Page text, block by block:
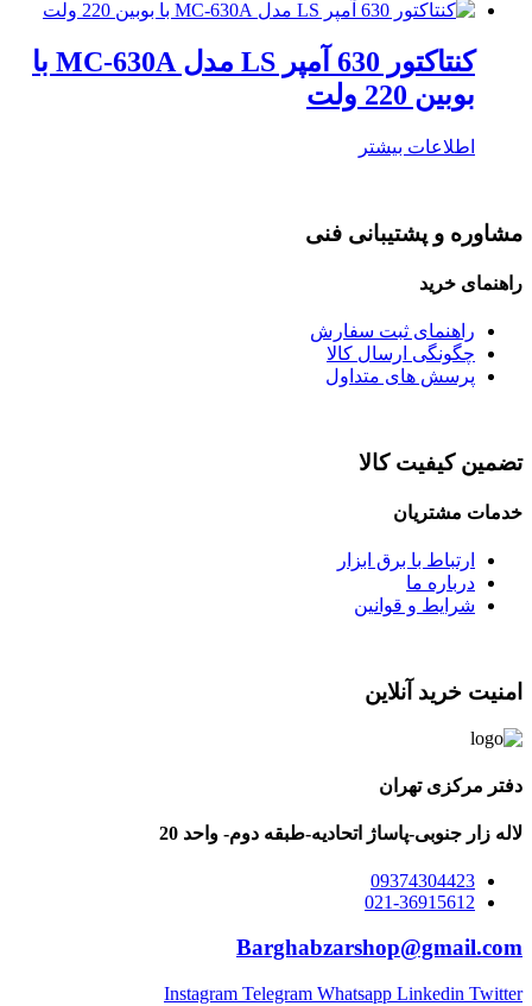
کنتاکتور 630 آمپر LS مدل MC-630A با
بوبین 220 ولت
اطلاعات بیشتر
مشاوره و پشتیبانی فنی
راهنمای خرید
راهنمای ثبت سفارش
چگونگی ارسال کالا
پرسش های متداول
تضمین کیفیت کالا
خدمات مشتریان
ارتباط با برق ابزار
درباره ما
شرایط و قوانین
امنیت خرید آنلاین
دفتر مرکزی تهران
لاله زار جنوبی-پاساژ اتحادیه-طبقه دوم- واحد 20
09374304423
021-36915612
Barghabzarshop@gmail.com
Instagram Telegram Whatsapp Linkedin Twitter